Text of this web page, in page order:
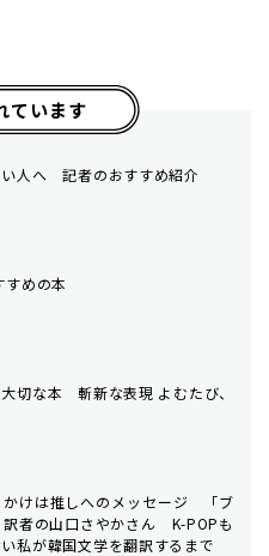
ています
人へ 記者のおすすめ紹介
すめの本
切な本 斬新な表現 よむたび、
かけは推しへのメッセージ 「ブ
訳者の山口さやかさん K-POPも
私が韓国文学を翻訳するまで